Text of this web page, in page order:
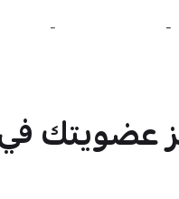
-
-
عضويتك